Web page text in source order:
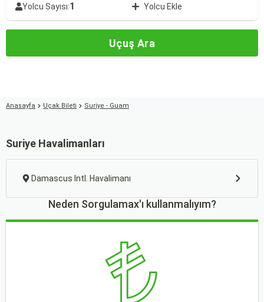
Yolcu Sayısı:1 Yolcu Ekle
Uçuş Ara
Anasayfa Uçak Bileti Suriye - Guam
Suriye Havalimanları
Damascus Intl. Havalimanı
Neden Sorgulamax'ı kullanmalıyım?